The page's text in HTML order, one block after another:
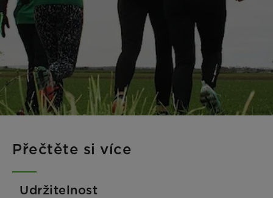
Přečtěte si více
Udržitelnost